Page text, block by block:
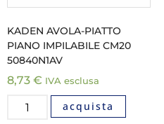
KADEN AVOLA-PIATTO
PIANO IMPILABILE CM20
50840N1AV
8,73 € IVA esclusa
acquista